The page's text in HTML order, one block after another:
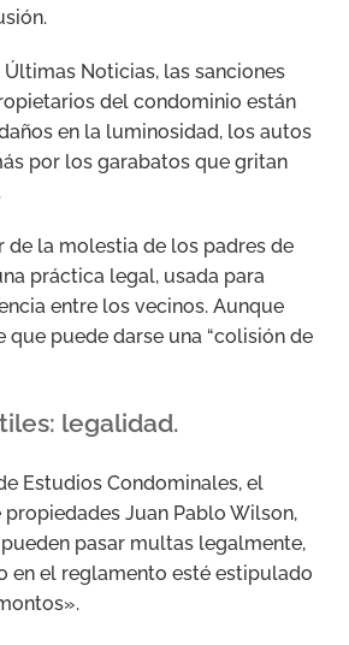
Noticias, las sanciones
del condominio están
en la luminosidad, los autos
por los garabatos que gritan
de la molestia de los padres de
práctica legal, usada para
entre los vecinos. Aunque
que puede darse una “colisión de
legalidad.
Estudios Condominales, el
Juan Pablo Wilson,
pasar multas legalmente,
en el reglamento esté estipulado